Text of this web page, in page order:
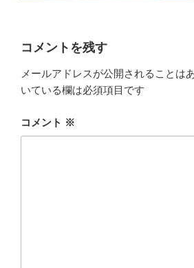
コメントを残す
メールアドレスが公開されることは
いている欄は必須項目です
コメント ※